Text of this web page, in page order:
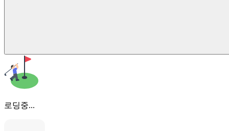
로딩중...